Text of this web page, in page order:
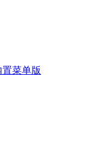
菜单版